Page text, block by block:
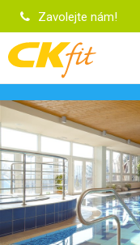
Zavolejte nám!